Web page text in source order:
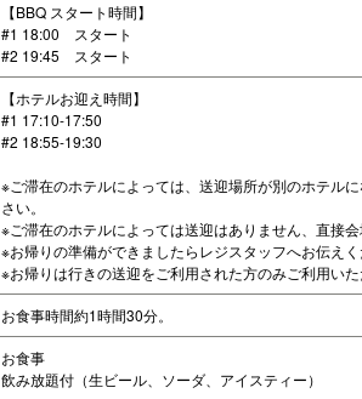
【BBQ スタート時間】
#1 18:00 スタート
#2 19:45 スタート
【ホテルお迎え時間】
#1 17:10-17:50
#2 18:55-19:30
※ご滞在のホテルによっては、送迎場所が別のホテル
さい。
※ご滞在のホテルによっては送迎はありません、直接
※お帰りの準備ができましたらレジスタッフへお伝え
※お帰りは行きの送迎をご利用された方のみご利用い
お食事時間約1時間30分。
お食事
飲み放題付（生ビール、ソーダ、アイスティー）